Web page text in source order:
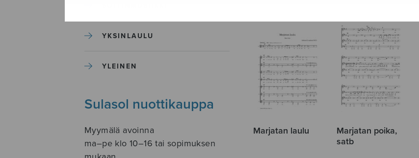
YKSINLAULU
YLEINEN
Sulasol nuottikauppa
Myymälä avoinna
ma–pe klo 10–16 tai sopimuksen
Marjatan laulu
Marjatan poika,
satb